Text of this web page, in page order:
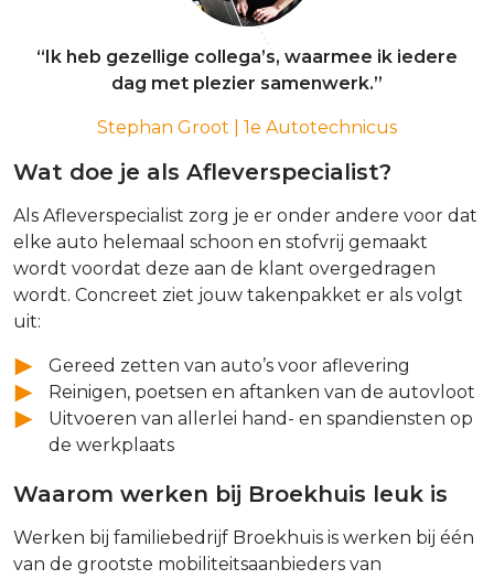
“Ik heb gezellige collega’s, waarmee ik iedere
dag met plezier samenwerk.”
Stephan Groot | 1e Autotechnicus
Wat doe je als Afleverspecialist?
Als Afleverspecialist zorg je er onder andere voor dat
elke auto helemaal schoon en stofvrij gemaakt
wordt voordat deze aan de klant overgedragen
wordt. Concreet ziet jouw takenpakket er als volgt
uit:
Gereed zetten van auto’s voor aflevering
Reinigen, poetsen en aftanken van de autovloot
Uitvoeren van allerlei hand- en spandiensten op
de werkplaats
Waarom werken bij Broekhuis leuk is
Werken bij familiebedrijf Broekhuis is werken bij één
van de grootste mobiliteitsaanbieders van